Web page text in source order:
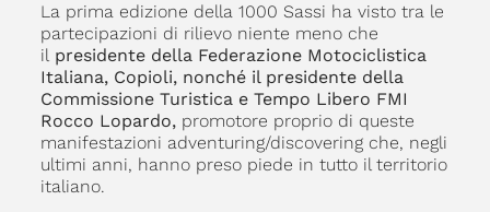
La prima edizione della 1000 Sassi ha visto tra le
partecipazioni di rilievo niente meno che
il presidente della Federazione Motociclistica
Italiana, Copioli, nonché il presidente della
Commissione Turistica e Tempo Libero FMI
Rocco Lopardo,promotore proprio di queste
manifestazioni adventuring/discovering che, negli
ultimi anni, hanno preso piede in tutto il territorio
italiano.